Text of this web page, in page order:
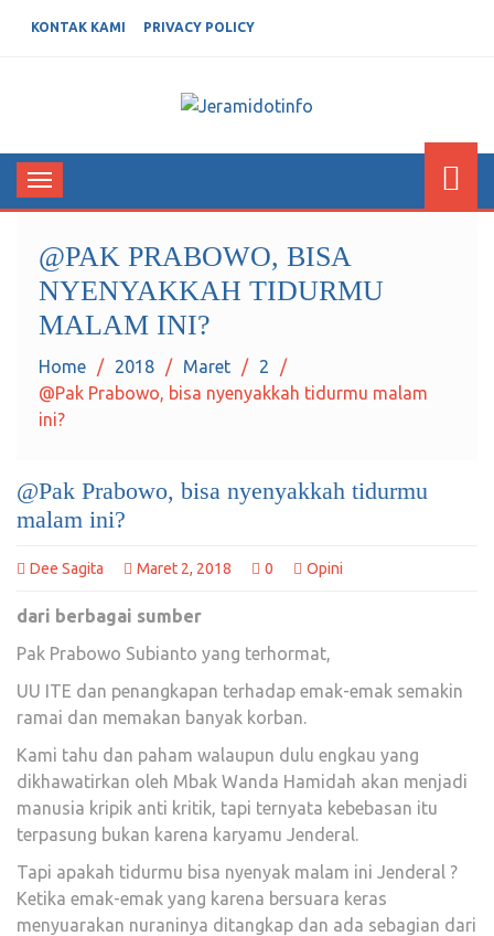
KONTAK KAMI PRIVACY POLICY
JERAMIDOTINFO
Toggle
navigation
@PAK PRABOWO, BISA
NYENYAKKAH TIDURMU
MALAM INI?
Home 2018 Maret
2
@Pak Prabowo, bisa nyenyakkah tidurmu malam
ini?
@Pak Prabowo, bisa nyenyakkah tidurmu
malam ini?
Dee Sagita Maret 2, 2018 0 Opini
dari berbagai sumber
Pak Prabowo Subianto yang terhormat,
UU ITE dan penangkapan terhadap emak-emak semakin
ramai dan memakan banyak korban.
Kami tahu dan paham walaupun dulu engkau yang
dikhawatirkan oleh Mbak Wanda Hamidah akan menjadi
manusia kripik anti kritik, tapi ternyata kebebasan itu
terpasung bukan karena karyamu Jenderal.
Tapi apakah tidurmu bisa nyenyak malam ini Jenderal ?
Ketika emak-emak yang karena bersuara keras
menyuarakan nuraninya ditangkap dan ada sebagian dari